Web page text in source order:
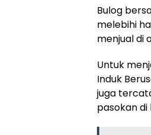
Bulog
melebihi
menjual di
Untuk
Induk
juga
pasokan di